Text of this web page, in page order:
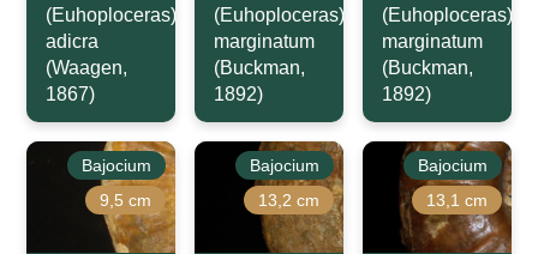
(Euhoploceras)
adicra
(Waagen,
1867)
(Euhoploceras)
marginatum
(Buckman,
1892)
(Euhoploceras)
marginatum
(Buckman,
1892)
Bajocium
9,5 cm
Bajocium
13,2 cm
Bajocium
13,1 cm